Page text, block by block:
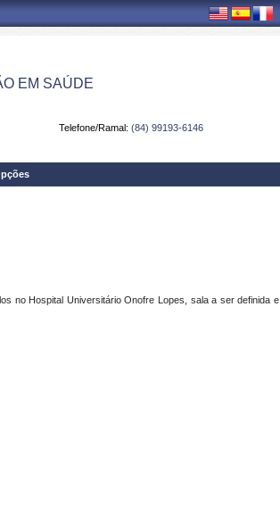
EM SAÚDE
Telefone/Ramal: (84) 99193-6146
no Hospital Universitário Onofre Lopes, sala a ser definida e